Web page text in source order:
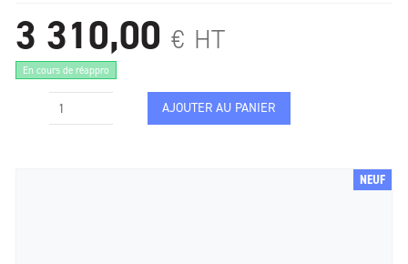
NEUF
3 310,00 € HT
En cours de réappro
AJOUTER AU PANIER